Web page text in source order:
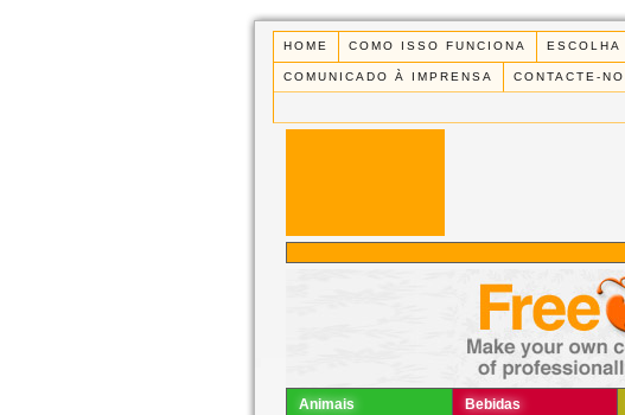
HOME COMO ISSO FUNCIONA ESCOLHA
COMUNICADO À IMPRENSA CONTACTE-
Animais Bebidas